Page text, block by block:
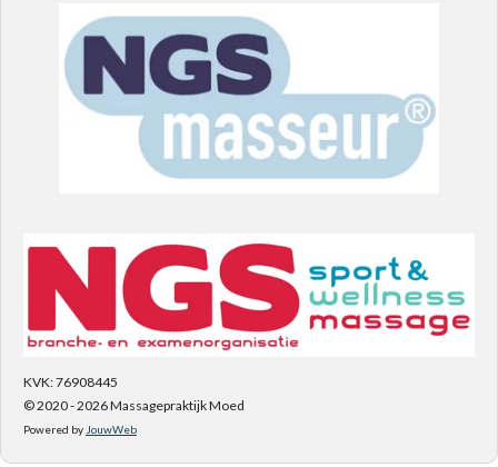
KVK: 76908445
© 2020 - 2026 Massagepraktijk Moed
Powered by JouwWeb